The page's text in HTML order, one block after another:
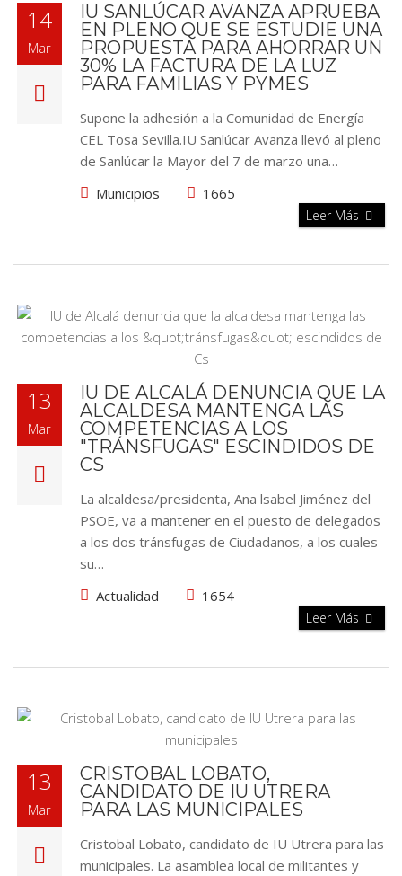
14
Mar
IU SANLÚCAR AVANZA APRUEBA
EN PLENO QUE SE ESTUDIE UNA
PROPUESTA PARA AHORRAR UN
30% LA FACTURA DE LA LUZ
PARA FAMILIAS Y PYMES
Supone la adhesión a la Comunidad de Energía
CEL Tosa Sevilla.IU Sanlúcar Avanza llevó al pleno
de Sanlúcar la Mayor del 7 de marzo una…
Municipios
1665
Leer Más
13
Mar
IU DE ALCALÁ DENUNCIA QUE LA
ALCALDESA MANTENGA LAS
COMPETENCIAS A LOS
"TRÁNSFUGAS" ESCINDIDOS DE
CS
La alcaldesa/presidenta, Ana lsabel Jiménez del
PSOE, va a mantener en el puesto de delegados
a los dos tránsfugas de Ciudadanos, a los cuales
su…
Actualidad
1654
Leer Más
13
Mar
CRISTOBAL LOBATO,
CANDIDATO DE IU UTRERA
PARA LAS MUNICIPALES
Cristobal Lobato, candidato de IU Utrera para las
municipales. La asamblea local de militantes y